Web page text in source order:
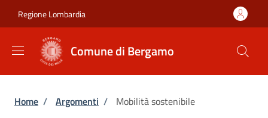
Regione Lombardia
Comune di Bergamo
Briciole di pane
Home / Argomenti / Mobilità sostenibile